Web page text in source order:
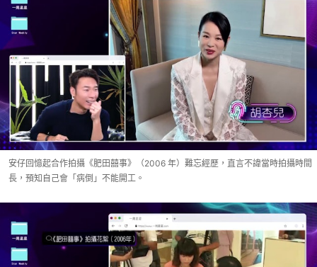
安仔回憶起合作拍攝《肥田囍事》（2006 年）難忘經歷，直言不諱當時拍攝時間
長，預知自己會「病倒」不能開工。